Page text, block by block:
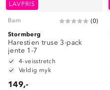
LAVPRIS
Barn (0)
Stormberg
Harestien truse 3-pack
jente 1-7
4-veisstretch
Veldig myk
149,-